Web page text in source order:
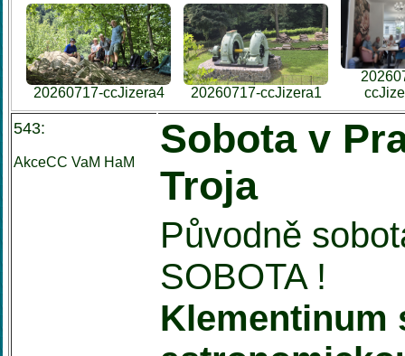
20260717-ccJizera4 20260717-ccJizera1
543:
AkceCC VaM HaM
Sobota v
Troja
Původně
SOBOTA !
Klementinum